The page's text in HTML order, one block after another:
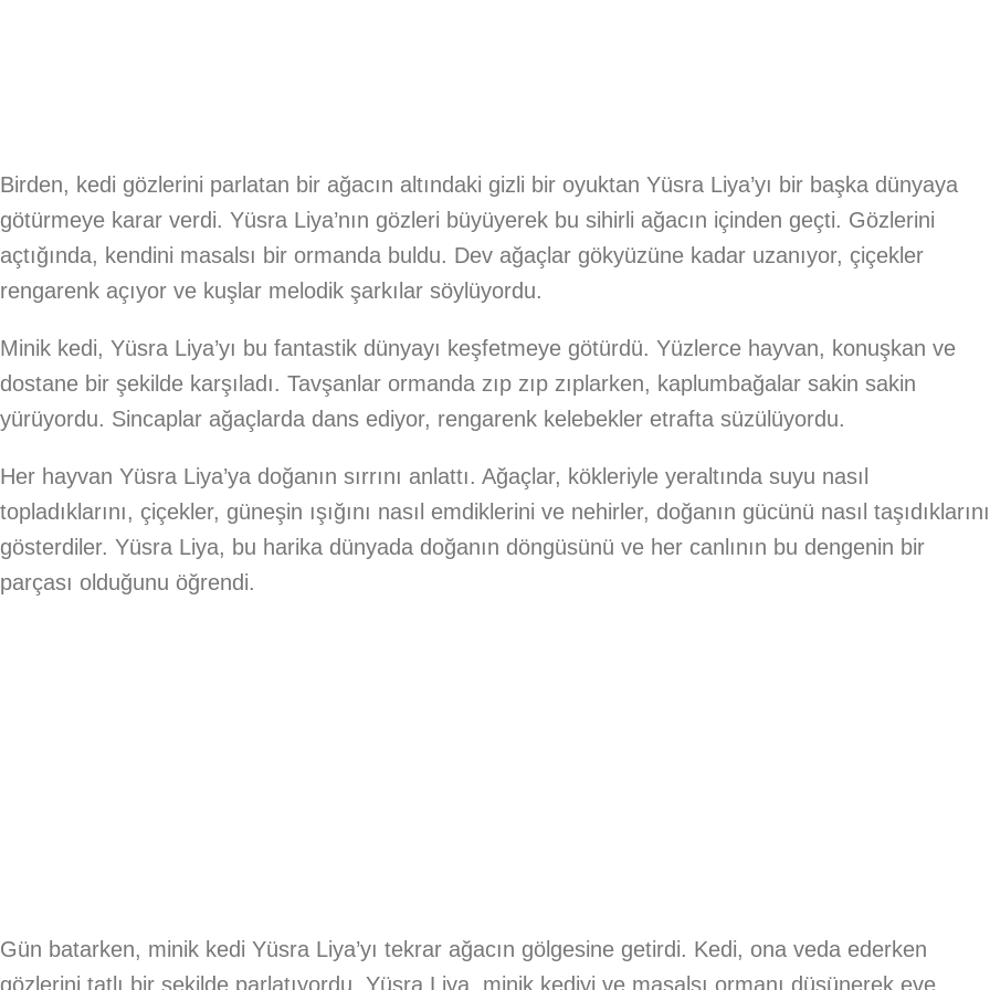
Birden, kedi gözlerini parlatan bir ağacın altındaki gizli bir oyuktan Yüsra Liya’yı bir başka dünyaya
götürmeye karar verdi. Yüsra Liya’nın gözleri büyüyerek bu sihirli ağacın içinden geçti. Gözlerini
açtığında, kendini masalsı bir ormanda buldu. Dev ağaçlar gökyüzüne kadar uzanıyor, çiçekler
rengarenk açıyor ve kuşlar melodik şarkılar söylüyordu.
Minik kedi, Yüsra Liya’yı bu fantastik dünyayı keşfetmeye götürdü. Yüzlerce hayvan, konuşkan ve
dostane bir şekilde karşıladı. Tavşanlar ormanda zıp zıp zıplarken, kaplumbağalar sakin sakin
yürüyordu. Sincaplar ağaçlarda dans ediyor, rengarenk kelebekler etrafta süzülüyordu.
Her hayvan Yüsra Liya’ya doğanın sırrını anlattı. Ağaçlar, kökleriyle yeraltında suyu nasıl
topladıklarını, çiçekler, güneşin ışığını nasıl emdiklerini ve nehirler, doğanın gücünü nasıl taşıdıklarını
gösterdiler. Yüsra Liya, bu harika dünyada doğanın döngüsünü ve her canlının bu dengenin bir
parçası olduğunu öğrendi.
Gün batarken, minik kedi Yüsra Liya’yı tekrar ağacın gölgesine getirdi. Kedi, ona veda ederken
gözlerini tatlı bir şekilde parlatıyordu. Yüsra Liya, minik kediyi ve masalsı ormanı düşünerek eve